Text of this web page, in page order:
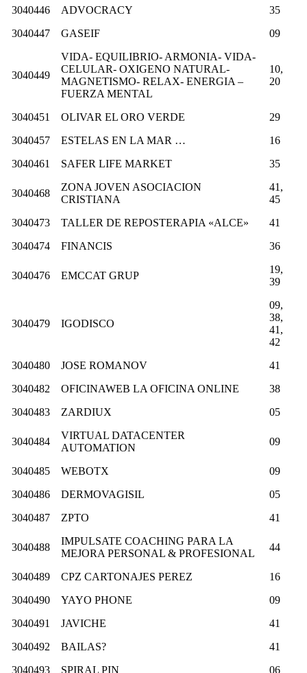
3040446
ADVOCRACY
35
3040447
GASEIF 09
3040449
VIDA- EQUILIBRIO- ARMONIA- VIDA-
CELULAR- OXIGENO NATURAL-
MAGNETISMO- RELAX- ENERGIA –
FUERZA MENTAL
10,
20
3040451 OLIVAR EL ORO VERDE
29
3040457
ESTELAS EN LA MAR …
16
3040461
SAFER LIFE MARKET 35
3040468
ZONA JOVEN ASOCIACION
CRISTIANA
41,
45
3040473
TALLER DE REPOSTERAPIA «ALCE»
41
3040474
FINANCIS 36
3040476 EMCCAT GRUP
19,
39
3040479 IGODISCO
09,
38,
41,
42
3040480
JOSE ROMANOV
41
3040482
OFICINAWEB LA OFICINA ONLINE
38
3040483
ZARDIUX 05
3040484
VIRTUAL DATACENTER
AUTOMATION
09
3040485 WEBOTX
09
3040486
DERMOVAGISIL
05
3040487
ZPTO 41
3040488
IMPULSATE COACHING PARA LA
MEJORA PERSONAL & PROFESIONAL
44
3040489 CPZ CARTONAJES PEREZ
16
3040490
YAYO PHONE
09
3040491
JAVICHE
41
3040492
BAILAS?
41
3040493
SPIRAL PIN 06